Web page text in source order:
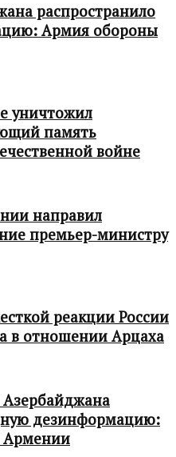
распространило
Армия обороны
уничтожил
память
войне
направил
премьер-министру
реакции России
в отношении Арцаха
дезинформацию:
Армении